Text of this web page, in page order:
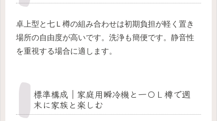
卓上型と七Ｌ樽の組み合わせは初期負担が軽く置き
場所の自由度が高いです。洗浄も簡便です。静音性
を重視する場合に適します。
標準構成｜家庭用瞬冷機と一〇Ｌ樽で週
末に家族と楽しむ